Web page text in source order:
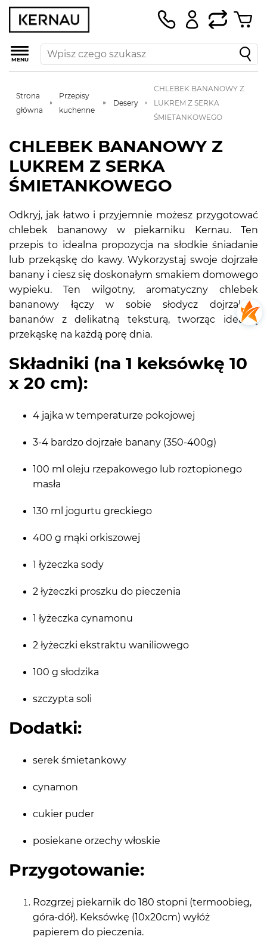
MENU
Strona
główna
Przepisy
kuchenne
Desery
CHLEBEK BANANOWY Z
LUKREM Z SERKA
ŚMIETANKOWEGO
CHLEBEK BANANOWY Z
LUKREM Z SERKA
ŚMIETANKOWEGO
Odkryj, jak łatwo i przyjemnie możesz przygotować
chlebek bananowy w piekarniku Kernau. Ten
przepis to idealna propozycja na słodkie śniadanie
lub przekąskę do kawy. Wykorzystaj swoje dojrzałe
banany i ciesz się doskonałym smakiem domowego
wypieku. Ten wilgotny, aromatyczny chlebek
bananowy łączy w sobie słodycz dojrzałych
bananów z delikatną teksturą, tworząc idealną
przekąskę na każdą porę dnia.
Składniki (na 1 keksówkę 10
x 20 cm):
4 jajka w temperaturze pokojowej
3-4 bardzo dojrzałe banany (350-400g)
100 ml oleju rzepakowego lub roztopionego
masła
130 ml jogurtu greckiego
400 g mąki orkiszowej
1 łyżeczka sody
2 łyżeczki proszku do pieczenia
1 łyżeczka cynamonu
2 łyżeczki ekstraktu waniliowego
100 g słodzika
szczypta soli
Dodatki:
serek śmietankowy
cynamon
cukier puder
posiekane orzechy włoskie
Przygotowanie:
Rozgrzej piekarnik do 180 stopni (termoobieg,
góra-dół). Keksówkę (10x20cm) wyłóż
papierem do pieczenia.